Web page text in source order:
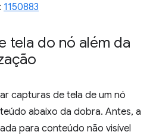
1150883
tela do nó além da
capturas de tela de um nó
abaixo da dobra. Antes, a
para conteúdo não visível